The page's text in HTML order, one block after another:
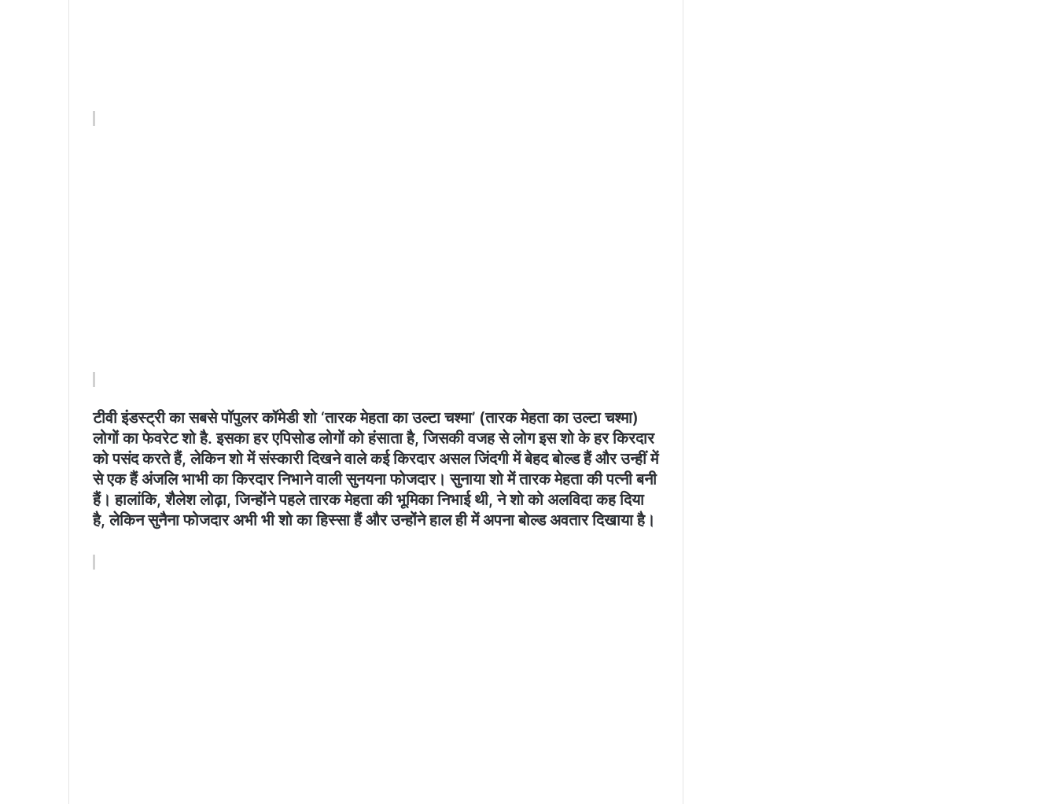
टीवी इंडस्ट्री का सबसे पॉपुलर कॉमेडी शो ‘तारक मेहता का उल्टा चश्मा’ (तारक मेहता का उल्टा चश्मा)
लोगों का फेवरेट शो है. इसका हर एपिसोड लोगों को हंसाता है, जिसकी वजह से लोग इस शो के हर किरदार
को पसंद करते हैं, लेकिन शो में संस्कारी दिखने वाले कई किरदार असल जिंदगी में बेहद बोल्ड हैं और उन्हीं में
से एक हैं अंजलि भाभी का किरदार निभाने वाली सुनयना फोजदार। सुनाया शो में तारक मेहता की पत्नी बनी
हैं। हालांकि, शैलेश लोढ़ा, जिन्होंने पहले तारक मेहता की भूमिका निभाई थी, ने शो को अलविदा कह दिया
है, लेकिन सुनैना फोजदार अभी भी शो का हिस्सा हैं और उन्होंने हाल ही में अपना बोल्ड अवतार दिखाया है।